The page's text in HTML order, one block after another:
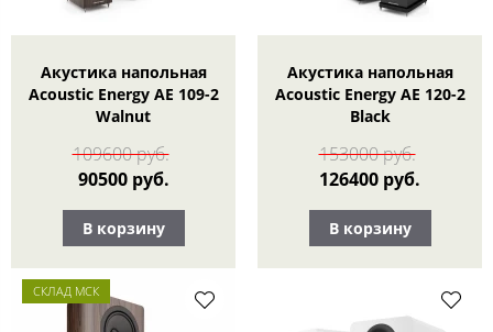
Акустика напольная
Acoustic Energy AE 109-2
Walnut
109600 руб.
90500 руб.
В корзину
Акустика напольная
Acoustic Energy AE 120-2
Black
153000 руб.
126400 руб.
В корзину
СКЛАД МСК